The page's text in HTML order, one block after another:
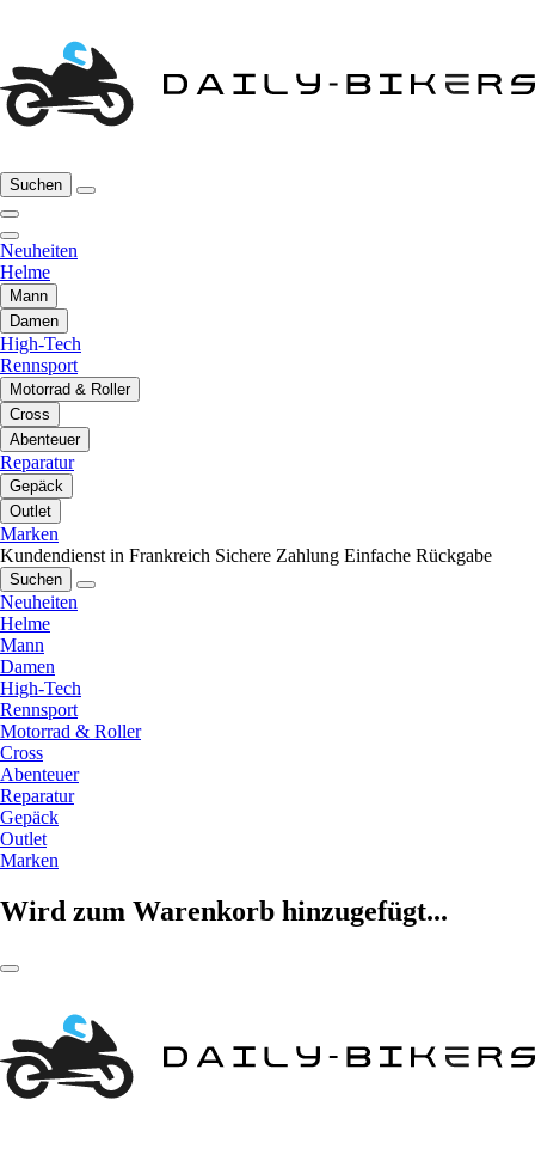
Suchen
Neuheiten
Helme
Mann
Damen
High-Tech
Rennsport
Motorrad & Roller
Cross
Abenteuer
Reparatur
Gepäck
Outlet
Marken
Kundendienst in Frankreich Sichere Zahlung Einfache Rückgabe
Suchen
Neuheiten
Helme
Mann
Damen
High-Tech
Rennsport
Motorrad & Roller
Cross
Abenteuer
Reparatur
Gepäck
Outlet
Marken
Wird zum Warenkorb hinzugefügt...